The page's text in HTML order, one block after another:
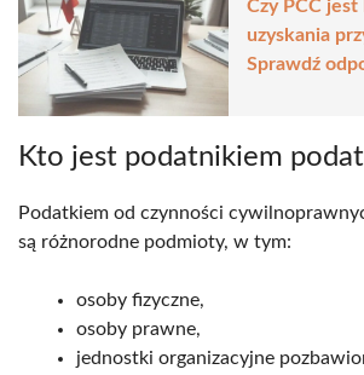
Czy PCC
uzyskania
Sprawdź
Kto jest podatnikiem
Podatkiem od czynności
są różnorodne podmioty, w tym:
osoby fizyczne,
osoby prawne,
jednostki organizacyjne